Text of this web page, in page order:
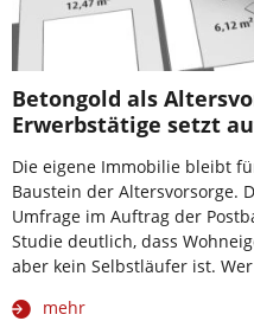
Betongold als
Erwerbstätige setzt
Die eigene Immobilie bleibt
Baustein der Altersvorsorge.
Umfrage im Auftrag der
Studie deutlich, dass
aber kein Selbstläufer ist.
mehr